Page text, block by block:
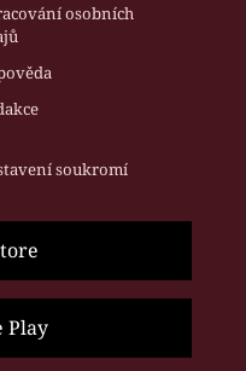
osobních
soukromí
Play